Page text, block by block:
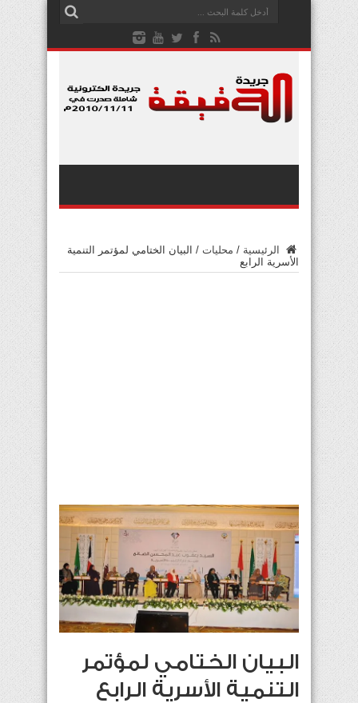
الرئيسية / محليات / البيان الختامي لمؤتمر التنمية
الأسرية الرابع
البيان الختامي لمؤتمر
التنمية الأسرية الرابع